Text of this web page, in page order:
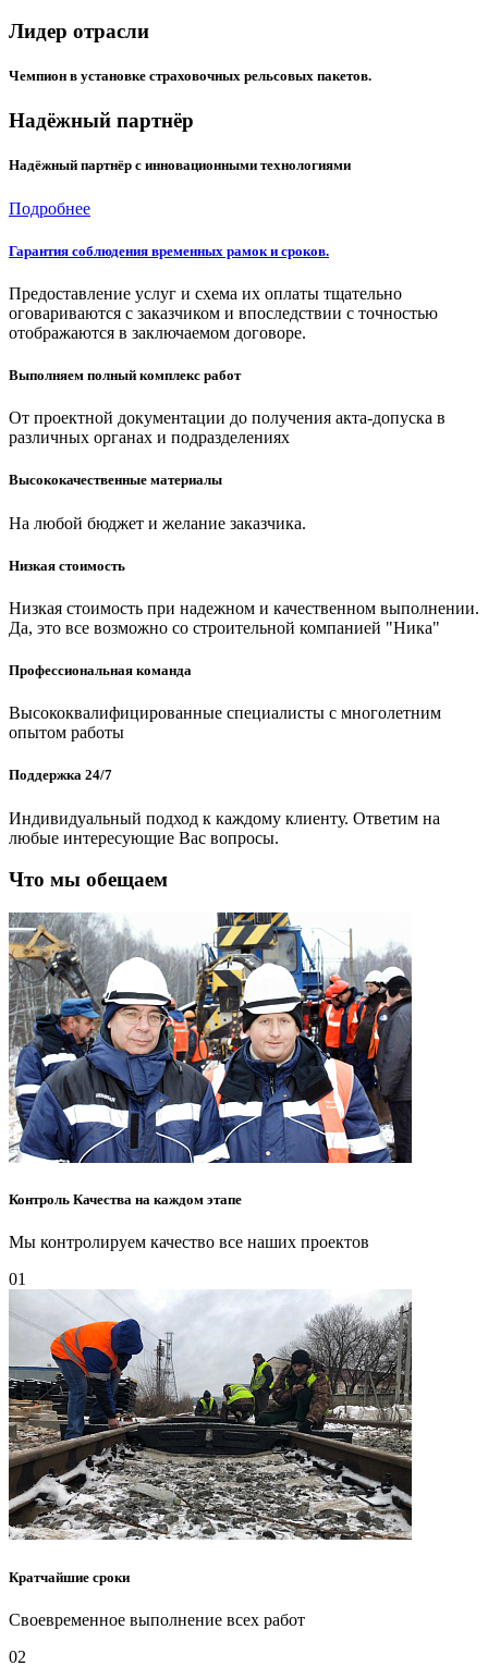
Лидер отрасли
Чемпион в установке страховочных рельсовых пакетов.
Надёжный партнёр
Надёжный партнёр с инновационными технологиями
Подробнее
Гарантия соблюдения временных рамок и сроков.
Предоставление услуг и схема их оплаты тщательно
оговариваются с заказчиком и впоследствии с точностью
отображаются в заключаемом договоре.
Выполняем полный комплекс работ
От проектной документации до получения акта-допуска в
различных органах и подразделениях
Высококачественные материалы
На любой бюджет и желание заказчика.
Низкая стоимость
Низкая стоимость при надежном и качественном выполнении.
Да, это все возможно со строительной компанией "Ника"
Профессиональная команда
Высококвалифицированные специалисты с многолетним
опытом работы
Поддержка 24/7
Индивидуальный подход к каждому клиенту. Ответим на
любые интересующие Вас вопросы.
Что мы обещаем
Контроль Качества на каждом этапе
Мы контролируем качество все наших проектов
01
Кратчайшие сроки
Своевременное выполнение всех работ
02